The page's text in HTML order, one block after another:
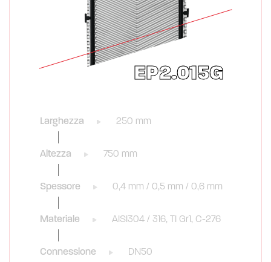
EP2.015G
Larghezza 250 mm
Altezza 750 mm
Spessore 0,4 mm / 0,5 mm / 0,6 mm
Materiale AISI304 / 316, TI Gr1, C-276
Connessione DN50